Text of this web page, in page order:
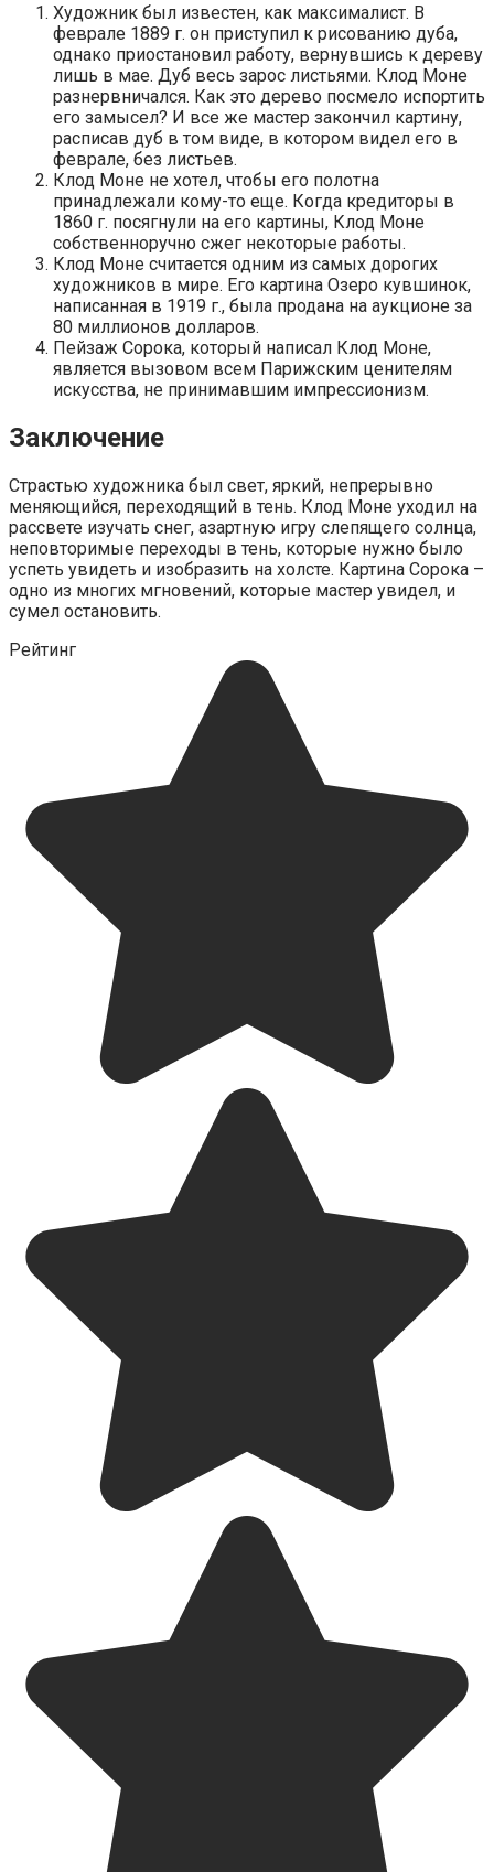
Художник был известен, как максималист. В
феврале 1889 г. он приступил к рисованию дуба,
однако приостановил работу, вернувшись к дереву
лишь в мае. Дуб весь зарос листьями. Клод Моне
разнервничался. Как это дерево посмело испортить
его замысел? И все же мастер закончил картину,
расписав дуб в том виде, в котором видел его в
феврале, без листьев.
Клод Моне не хотел, чтобы его полотна
принадлежали кому-то еще. Когда кредиторы в
1860 г. посягнули на его картины, Клод Моне
собственноручно сжег некоторые работы.
Клод Моне считается одним из самых дорогих
художников в мире. Его картина Озеро кувшинок,
написанная в 1919 г., была продана на аукционе за
80 миллионов долларов.
Пейзаж Сорока, который написал Клод Моне,
является вызовом всем Парижским ценителям
искусства, не принимавшим импрессионизм.
Заключение
Страстью художника был свет, яркий, непрерывно
меняющийся, переходящий в тень. Клод Моне уходил на
рассвете изучать снег, азартную игру слепящего солнца,
неповторимые переходы в тень, которые нужно было
успеть увидеть и изобразить на холсте. Картина Сорока –
одно из многих мгновений, которые мастер увидел, и
сумел остановить.
Рейтинг